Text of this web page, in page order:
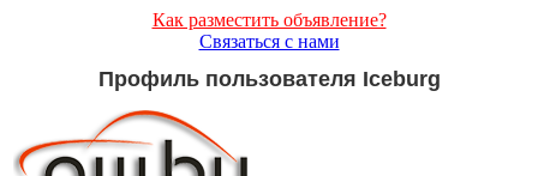
Как разместить объявление?
Связаться с нами
Профиль пользователя Iceburg